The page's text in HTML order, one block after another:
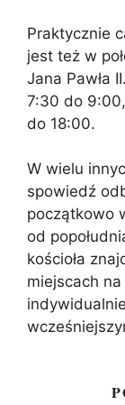
Praktycznie
jest też w
Jana Pawła
7:30 do
do 18:00.
W wielu
spowiedź
początkowo
od
kościoła
miejscach